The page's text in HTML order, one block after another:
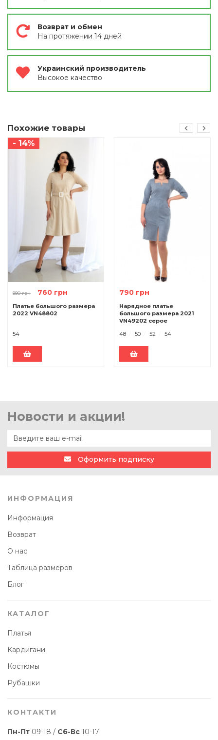
Возврат и обмен
На протяжении 14 дней
Украинский производитель
Высокое качество
Похожие товары
- 14%
880 грн 760 грн
Платье большого размера
2022 VN48802
54
790 грн
Нарядное платье
большого размера 2021
VN49202 серое
48
50 52 54
Новости и акции!
Оформить подписку
ИНФОРМАЦИЯ
Информация
Возврат
О нас
Таблица размеров
Блог
КАТАЛОГ
Платья
Кардигани
Костюмы
Рубашки
КОНТАКТИ
Пн-Пт 09-18 / Сб-Вс 10-17